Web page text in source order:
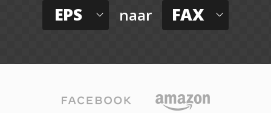
EPS naar FAX